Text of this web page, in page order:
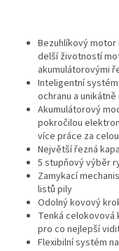
Bezuhlíkový motor
delší životností
akumulátorovými
Inteligentní systém
ochranu a
Akumulátorový
pokročilou
více práce za
Největší řezná
5 stupňový výběr
Zamykací
listů pily
Odolný kovový
Tenká celokovová
pro co nejlepší
Flexibilní systém